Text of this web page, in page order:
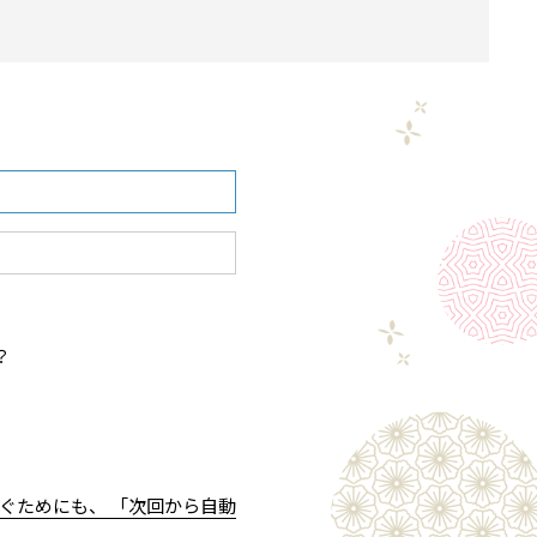
ためにも、 「次回から自動